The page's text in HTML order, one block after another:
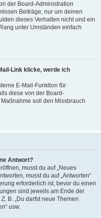
der Board-Administration
Beiträge, nur um deinen
dieses Verhalten nicht und ein
unter Umständen einfach
Link klicke, werde ich
E-Mail-Funktion für
diese von der Board-
soll den Missbrauch
Antwort?
musst du auf „Neues
musst du auf „Antworten“
erforderlich ist, bevor du einen
sind jeweils am Ende der
B. „Du darfst neue Themen
usw.